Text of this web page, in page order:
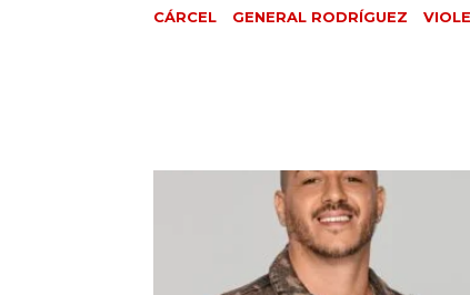
CÁRCEL
GENERAL RODRÍGUEZ